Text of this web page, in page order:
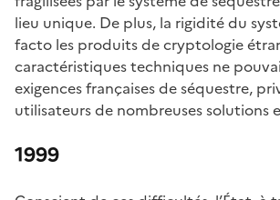
lieu unique. De plus, la rigidité du
facto les produits de cryptologie
caractéristiques techniques ne
exigences françaises de séquestre,
utilisateurs de nombreuses solutions
1999